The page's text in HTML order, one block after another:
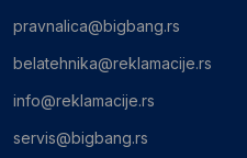
pravnalica@bigbang.rs
belatehnika@reklamacije.rs
info@reklamacije.rs
servis@bigbang.rs